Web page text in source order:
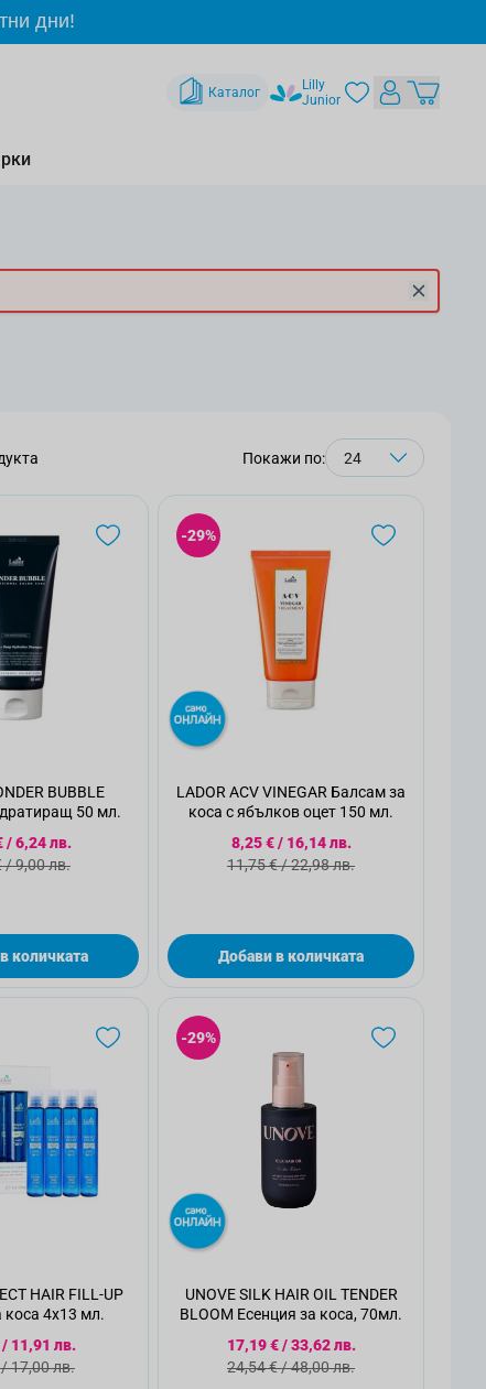
дни!
Каталог
Lilly
Junior
Покажи по:
BUBBLE
50 мл.
цена
/6,24 лв.
цена
/9,00 лв.
количката
-29%
LADOR ACV VINEGAR Балсам за
коса с ябълков оцет 150 мл.
Специална цена
8,25 €/ 16,14 лв.
Стандартна цена
11,75 €/22,98 лв.
Добави в количката
HAIR FILL-UP
коса 4x13 мл.
цена
11,91 лв.
цена
17,00 лв.
-29%
UNOVE SILK HAIR OIL TENDER
BLOOM Есенция за коса, 70мл.
Специална цена
17,19 €/33,62 лв.
Стандартна цена
24,54 €/48,00 лв.